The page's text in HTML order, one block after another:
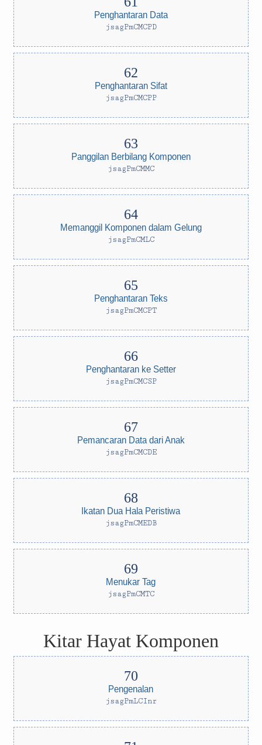
Penghantaran Data
jsagPmCMCPD
Penghantaran Sifat
jsagPmCMCPP
Panggilan Berbilang Komponen
jsagPmCMMC
Memanggil Komponen dalam Gelung
jsagPmCMLC
Penghantaran Teks
jsagPmCMCPT
Penghantaran ke Setter
jsagPmCMCSP
Pemancaran Data dari Anak
jsagPmCMCDE
Ikatan Dua Hala Peristiwa
jsagPmCMEDB
Menukar Tag
jsagPmCMTC
Kitar Hayat Komponen
Pengenalan
jsagPmLCInr